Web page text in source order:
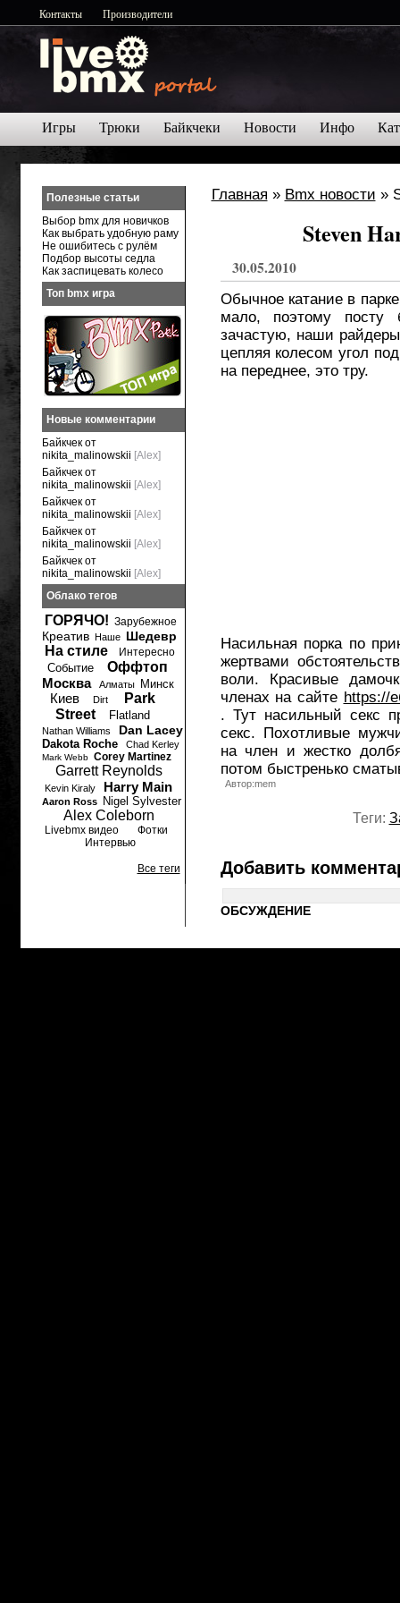
Контакты Производители
Игры Трюки Байкчеки Новости Инфо
Главная » Bmx новости »
Steven
30.05.2010
Обычное катание в
мало, поэтому
зачастую, наши
цепляя колесом угол
на переднее, это тру.
Насильная порка по
жертвами
воли. Красивые
членах на сайте https://
. Тут насильный секс
секс. Похотливые
на член и жестко
потом быстренько
Автор:mem
Теги:
Добавить
ОБСУЖДЕНИЕ
Полезные статьи
Выбор bmx для новичков
Как выбрать удобную раму
Не ошибитесь с рулём
Подбор высоты седла
Как заспицевать колесо
Топ bmx игра
Новые комментарии
Байкчек от
nikita_malinowskii [Alex]
Байкчек от
nikita_malinowskii [Alex]
Байкчек от
nikita_malinowskii [Alex]
Байкчек от
nikita_malinowskii [Alex]
Байкчек от
nikita_malinowskii [Alex]
Облако тегов
ГОРЯЧО! Зарубежное
Креатив Наше Шедевр
На стиле Интересно
Событие
Оффтоп
Москва
Алматы Минск
Киев Dirt
Park
Street
Flatland
Nathan Williams Dan Lacey
Dakota Roche Chad Kerley
Mark Webb Corey Martinez
Garrett Reynolds
Kevin Kiraly Harry Main
Aaron Ross Nigel Sylvester
Alex Coleborn
Livebmx видео
Фотки
Интервью
Все теги